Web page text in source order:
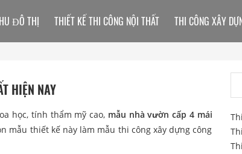
HIỆN NAY
học, tính thẩm mỹ cao, mẫu nhà vườn cấp 4 mái
mẫu thiết kế này làm mẫu thi công xây dựng công
ĐÔ THỊ THIẾT KẾ THI CÔNG NỘI THẤT THI CÔNG XÂY